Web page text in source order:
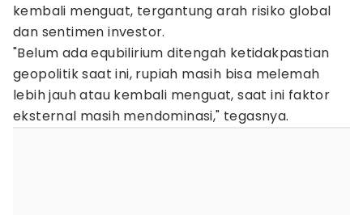
kembali menguat, tergantung arah risiko global
dan sentimen investor.
"Belum ada equbilirium ditengah ketidakpastian
geopolitik saat ini, rupiah masih bisa melemah
lebih jauh atau kembali menguat, saat ini faktor
eksternal masih mendominasi," tegasnya.